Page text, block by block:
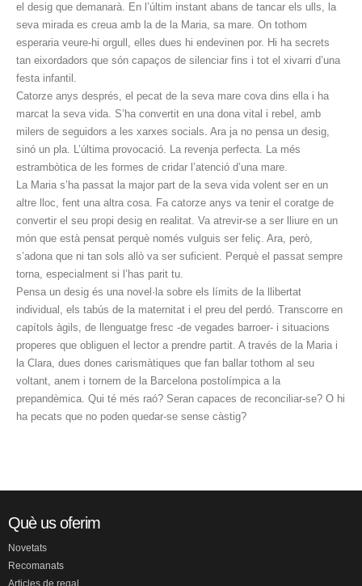
el desig que demanarà. En l’últim instant abans de tancar els ulls, la
seva mirada es creua amb la de la Maria, sa mare. On tothom
esperaria veure-hi orgull, elles dues hi endevinen por. Hi ha secrets
tan eixordadors que són capaços de silenciar fins i tot el xivarri d’una
festa infantil.
Catorze anys després, el pecat de la seva mare cova dins ella i ha
marcat la seva vida. S’ha convertit en una dona vital i rebel, amb
milers de seguidors a les xarxes socials. Ara ja no pensa un desig,
sinó un pla. L’última provocació. La revenja perfecta. La més
estrambòtica de les formes de cridar l’atenció d’una mare.
La Maria s’ha passat la major part de la seva vida volent ser en un
altre lloc, fent una altra cosa. Fa catorze anys va tenir el coratge de
convertir el seu propi desig en realitat. Va atrevir-se a ser lliure en un
món que està pensat perquè només vulguis ser feliç. Ara, però,
s’adona que ni tan sols allò va ser suficient. Perquè el passat sempre
torna, especialment si l’has parit tu.
Pensa un desig és una novel·la sobre els límits de la llibertat
individual, els tabús de la maternitat i el preu del perdó. Transcorre en
capítols àgils, de llenguatge fresc -de vegades barroer- i situacions
properes que obliguen el lector a prendre partit. A través de la Maria i
la Clara, dues dones carismàtiques que fan ballar tothom al seu
voltant, anem i tornem de la Barcelona postolímpica a la
prepandèmica. Qui té més raó? Seran capaces de reconciliar-se? O hi
ha pecats que no poden quedar-se sense càstig?
Què us oferim
Novetats
Recomanats